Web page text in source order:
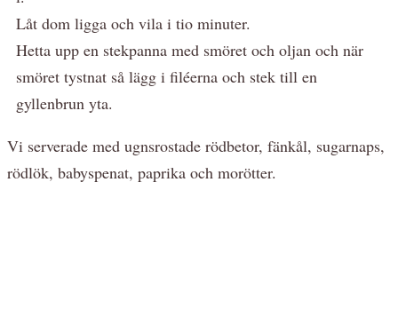
Låt dom ligga och vila i tio minuter.
Hetta upp en stekpanna med smöret och oljan och när
smöret tystnat så lägg i filéerna och stek till en
gyllenbrun yta.
Vi serverade med ugnsrostade rödbetor, fänkål, sugarnaps,
rödlök, babyspenat, paprika och morötter.